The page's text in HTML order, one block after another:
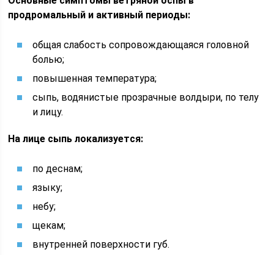
продромальный и активный периоды:
общая слабость сопровождающаяся головной
болью;
повышенная температура;
сыпь, водянистые прозрачные волдыри, по телу
и лицу.
На лице сыпь локализуется:
по деснам;
языку;
небу;
щекам;
внутренней поверхности губ.